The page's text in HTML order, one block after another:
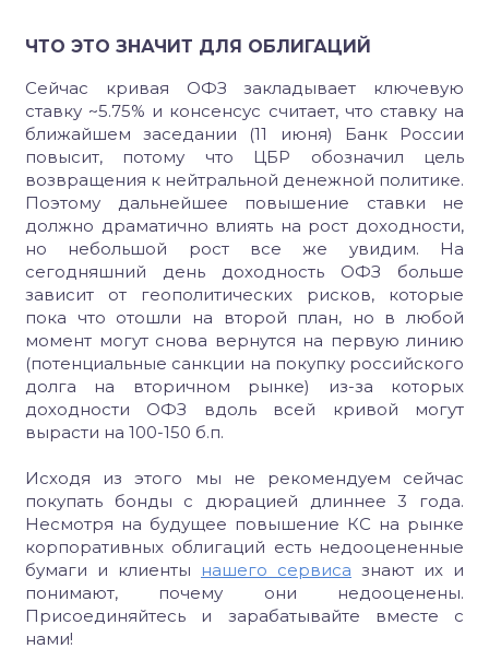
ЧТО ЭТО ЗНАЧИТ ДЛЯ ОБЛИГАЦИЙ
Сейчас кривая ОФЗ закладывает ключевую
ставку ~5.75% и консенсус считает, что ставку на
ближайшем заседании (11 июня) Банк России
повысит, потому что ЦБР обозначил цель
возвращения к нейтральной денежной политике.
Поэтому дальнейшее повышение ставки не
должно драматично влиять на рост доходности,
но небольшой рост все же увидим. На
сегодняшний день доходность ОФЗ больше
зависит от геополитических рисков, которые
пока что отошли на второй план, но в любой
момент могут снова вернутся на первую линию
(потенциальные санкции на покупку российского
долга на вторичном рынке) из-за которых
доходности ОФЗ вдоль всей кривой могут
вырасти на 100-150 б.п.
Исходя из этого мы не рекомендуем сейчас
покупать бонды с дюрацией длиннее 3 года.
Несмотря на будущее повышение КС на рынке
корпоративных облигаций есть недооцененные
бумаги и клиенты
нашего сервиса знают их и
понимают, почему они недооценены.
Присоединяйтесь и зарабатывайте вместе с
нами!